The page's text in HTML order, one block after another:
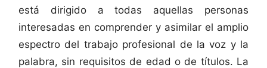
está dirigido a todas aquellas personas
interesadas en comprender y asimilar el amplio
espectro del trabajo profesional de la voz y la
palabra, sin requisitos de edad o de títulos. La